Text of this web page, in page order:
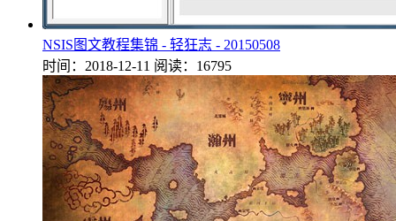
NSIS图文教程集锦 - 轻狂志 - 20150508
时间：2018-12-11 阅读：16795